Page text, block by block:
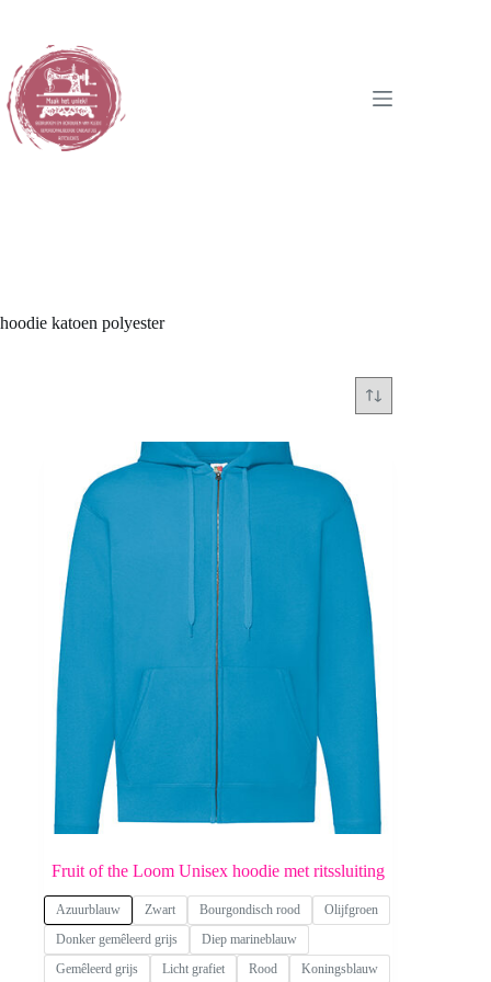
inhoud
hoodie katoen polyester
Fruit of the Loom Unisex hoodie met ritssluiting
Azuurblauw Zwart Bourgondisch rood
Olijfgroen
Donker gemêleerd grijs
Diep marineblauw
Gemêleerd grijs
Licht grafiet Rood Koningsblauw